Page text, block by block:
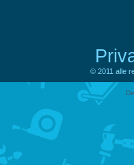
© 2011 alle